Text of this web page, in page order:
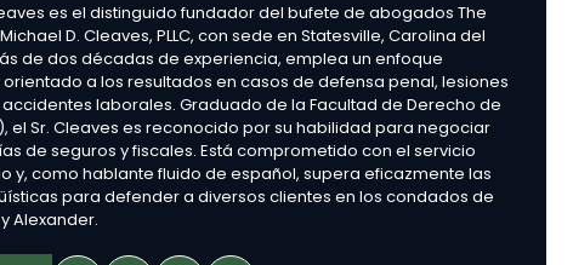
es el distinguido fundador del bufete de abogados The
D. Cleaves, PLLC, con sede en Statesville, Carolina del
de dos décadas de experiencia, emplea un enfoque
a los resultados en casos de defensa penal, lesiones
laborales. Graduado de la Facultad de Derecho de
el Sr. Cleaves es reconocido por su habilidad para negociar
de seguros y fiscales. Está comprometido con el servicio
y, como hablante fluido de español, supera eficazmente las
para defender a diversos clientes en los condados de
Alexander.